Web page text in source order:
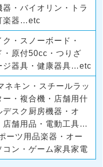
器・バイオリン・トラ
楽器…etc
・スノーボード・
・原付50cc・つりざ
ジ器具・健康器具…etc
ネキン・スチールラッ
ー・複合機・店舗用什
デスク厨房機器・オ
店舗用品・電動工具…
ーツ用品楽器・オー
コン・ゲーム家具家電